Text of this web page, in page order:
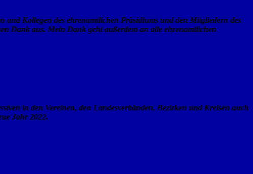
und Kollegen des ehrenamtlichen Präsidiums und den Mitgliedern des
Dank aus. Mein Dank geht außerdem an alle ehrenamtlichen
in den Vereinen, den Landesverbänden, Bezirken und Kreisen auch
Jahr 2022.